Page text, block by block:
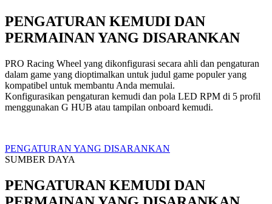
PENGATURAN KEMUDI DAN
PERMAINAN YANG DISARANKAN
PRO Racing Wheel yang dikonfigurasi secara ahli dan pengaturan
dalam game yang dioptimalkan untuk judul game populer yang
kompatibel untuk membantu Anda memulai.
Konfigurasikan pengaturan kemudi dan pola LED RPM di 5 profil
menggunakan G HUB atau tampilan onboard kemudi.
PENGATURAN YANG DISARANKAN
SUMBER DAYA
PENGATURAN KEMUDI DAN